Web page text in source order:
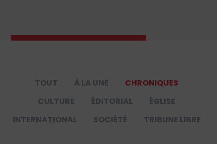
TOUT À LA UNE
CHRONIQUES
CULTURE
ÉDITORIAL
ÉGLISE
INTERNATIONAL
SOCIÉTÉ TRIBUNE LIBRE